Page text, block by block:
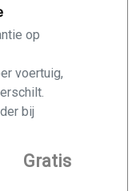
op
voertuig,
bij
voor
Gratis